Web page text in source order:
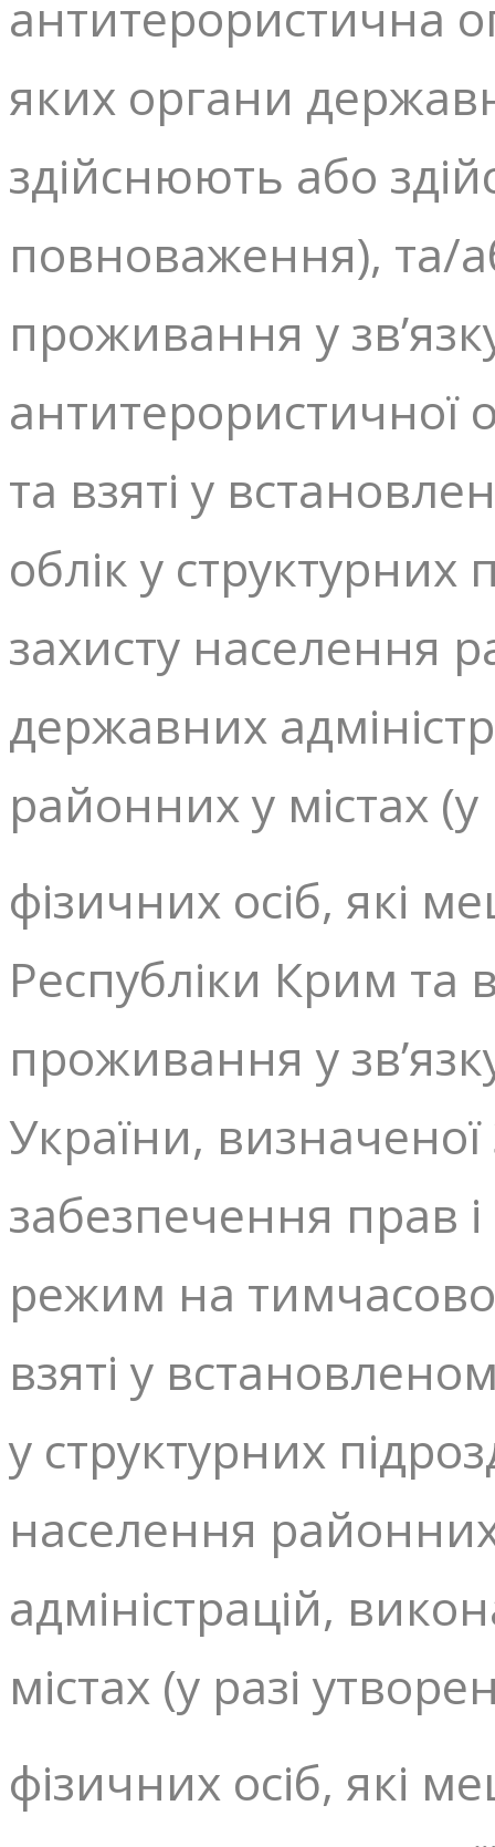
антитерористична
яких органи
здійснюють або
повноваження), та/
проживання у
антитерористичної
та взяті у
облік у структурних
захисту населення
державних
районних у містах
фізичних осіб, які
Республіки Крим
проживання у
України,
забезпечення прав
режим на тимчасово
взяті у
у структурних
населення
адміністрацій,
містах (у разі
фізичних осіб, які